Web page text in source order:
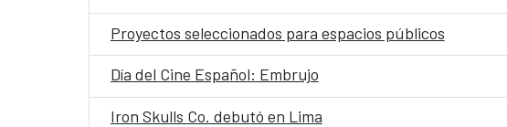
Proyectos seleccionados para espacios públicos
Día del Cine Español: Embrujo
Iron Skulls Co. debutó en Lima